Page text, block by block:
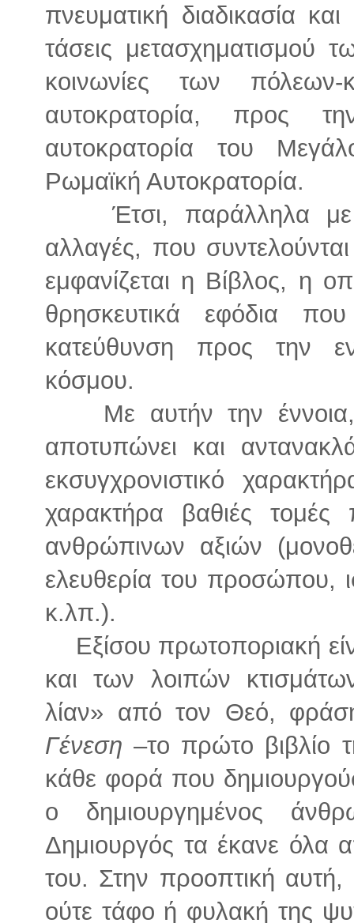
πνευματική διαδικασία
τάσεις μετασχηματισμού
κοινωνίες των
αυτοκρατορία, προς
αυτοκρατορία του
Ρωμαϊκή Αυτοκρατορία.
Έτσι, παράλληλα με
αλλαγές, που
εμφανίζεται η Βίβλος, η
θρησκευτικά εφόδια
κατεύθυνση προς την
κόσμου.
Με αυτήν την
αποτυπώνει και
εκσυγχρονιστικό
χαρακτήρα βαθιές
ανθρώπινων αξιών
ελευθερία του προσώπου,
κ.λπ.).
Εξίσου πρωτοποριακή
και των λοιπών
λίαν» από τον Θεό,
Γένεση –το πρώτο βιβλίο
κάθε φορά που
ο δημιουργημένος
Δημιουργός τα έκανε όλα
του. Στην προοπτική
ούτε τάφο ή φυλακή της